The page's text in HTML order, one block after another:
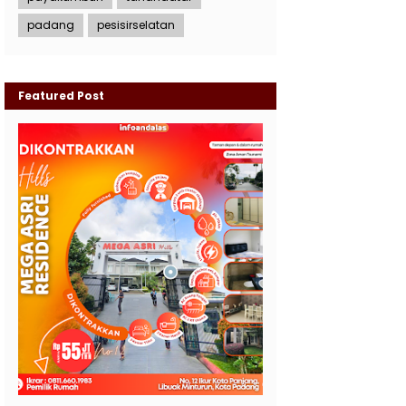
padang
pesisirselatan
Featured Post